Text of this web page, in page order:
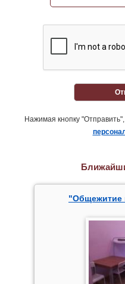
Нажимая кнопку
"Общежитие